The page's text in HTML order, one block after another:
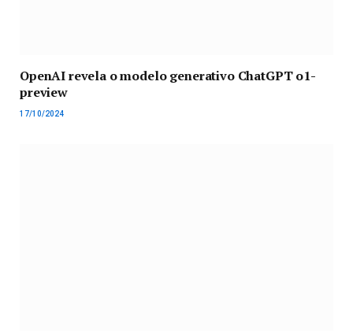
OpenAI revela o modelo generativo ChatGPT o1-
preview
17/10/2024